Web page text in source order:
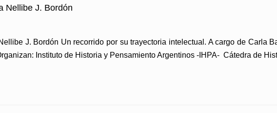
Nellibe J. Bordón
J. Bordón Un recorrido por su trayectoria intelectual. A cargo de Carla
Instituto de Historia y Pensamiento Argentinos -IHPA- Cátedra de